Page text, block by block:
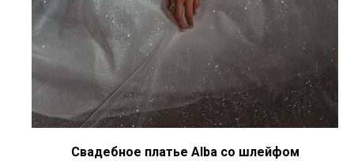
Свадебное платье Alba со шлейфом